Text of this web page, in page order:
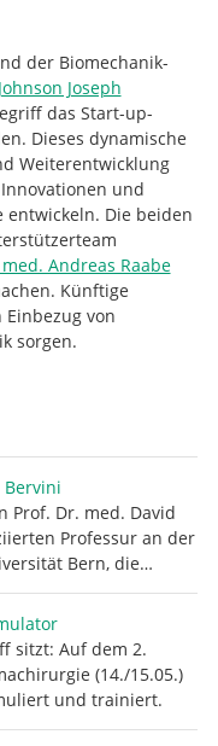
der Biomechanik-
Joseph
das Start-up-
Dieses dynamische
Weiterentwicklung
und
Die beiden
Andreas Raabe
Künftige
von
sorgen.
Bervini
Prof. Dr. med. David
Professur an der
Bern, die…
sitzt: Auf dem 2.
(14./15.05.)
und trainiert.